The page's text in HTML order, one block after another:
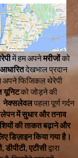
में हम अपनेमरीजोंको
देखभाल प्रदान
अपने फिजिकल थेरेपी
को जोड़ने की
नेक्सलेवलपहला पूर्ण गर्दन
में सुधार और तनाव
की ताकत बढ़ाने और
डिज़ाइन किया गया है।
डीपीटी, एटीसीद्वारा